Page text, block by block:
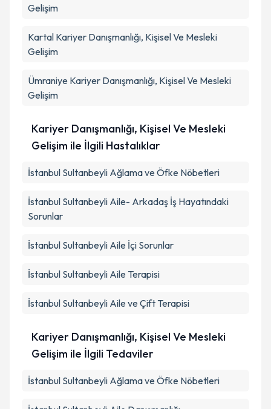
Gelişim
Kartal Kariyer Danışmanlığı, Kişisel Ve Mesleki
Gelişim
Ümraniye Kariyer Danışmanlığı, Kişisel Ve Mesleki
Gelişim
Kariyer Danışmanlığı, Kişisel Ve Mesleki
Gelişim ile İlgili Hastalıklar
İstanbul Sultanbeyli Ağlama ve Öfke Nöbetleri
İstanbul Sultanbeyli Aile- Arkadaş İş Hayatındaki
Sorunlar
İstanbul Sultanbeyli Aile İçi Sorunlar
İstanbul Sultanbeyli Aile Terapisi
İstanbul Sultanbeyli Aile ve Çift Terapisi
Kariyer Danışmanlığı, Kişisel Ve Mesleki
Gelişim ile İlgili Tedaviler
İstanbul Sultanbeyli Ağlama ve Öfke Nöbetleri